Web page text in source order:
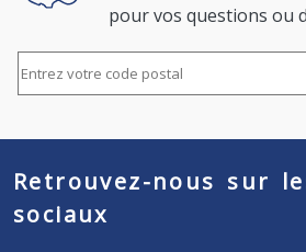
pour vos questions ou
Retrouvez-nous sur
sociaux